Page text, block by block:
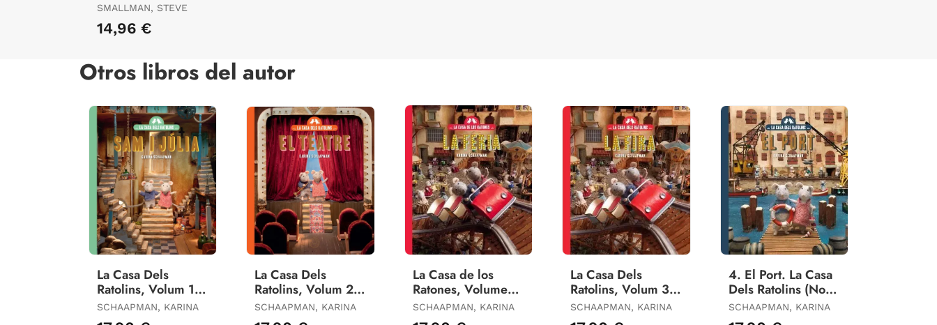
SMALLMAN, STEVE
14,96 €
Otros libros del autor
La Casa Dels
Ratolins, Volum 1.
Sam I Júlia (Nova
Edició)
SCHAAPMAN, KARINA
La Casa Dels
Ratolins, Volum 2:
el Teatre (Nova
Edició)
SCHAAPMAN, KARINA
La Casa de los
Ratones, Volumen
3: Sam y Julia Van a
la Feria. Nueva
SCHAAPMAN, KARINA
La Casa Dels
Ratolins, Volum 3:
el Sam I la Júlia Van
a la Fira. Nova
SCHAAPMAN, KARINA
4. El Port. La Casa
Dels Ratolins (Nova
Edicio)
SCHAAPMAN, KARINA